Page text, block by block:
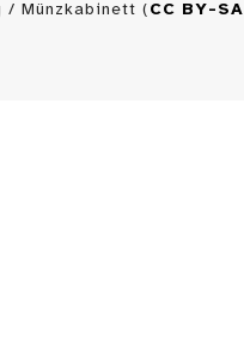
/ Münzkabinett ( CC BY-SA